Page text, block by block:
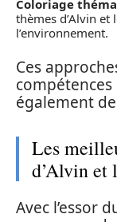
Coloriage
thèmes d’Alvin et
l’environnement.
Ces
également
Les
d’Alvin et
Avec l’essor